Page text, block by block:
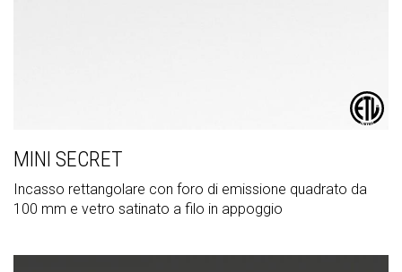
MINI SECRET
Incasso rettangolare con foro di emissione quadrato da
100 mm e vetro satinato a filo in appoggio